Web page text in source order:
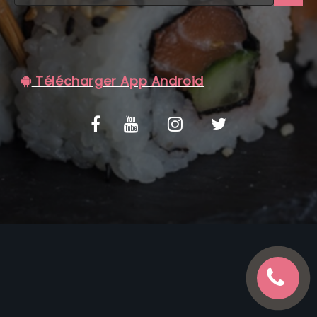
C.G.V
Télécharger App Android